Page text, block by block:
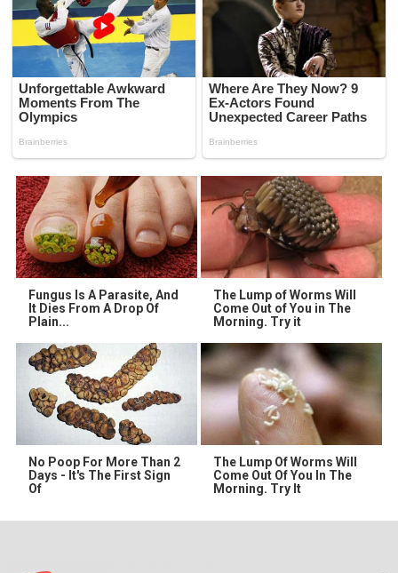
Fungus Is A Parasite, And
It Dies From A Drop Of
Plain...
The Lump of Worms Will
Come Out of You in The
Morning. Try it
No Poop For More Than 2
Days - It's The First Sign
Of
The Lump Of Worms Will
Come Out Of You In The
Morning. Try It